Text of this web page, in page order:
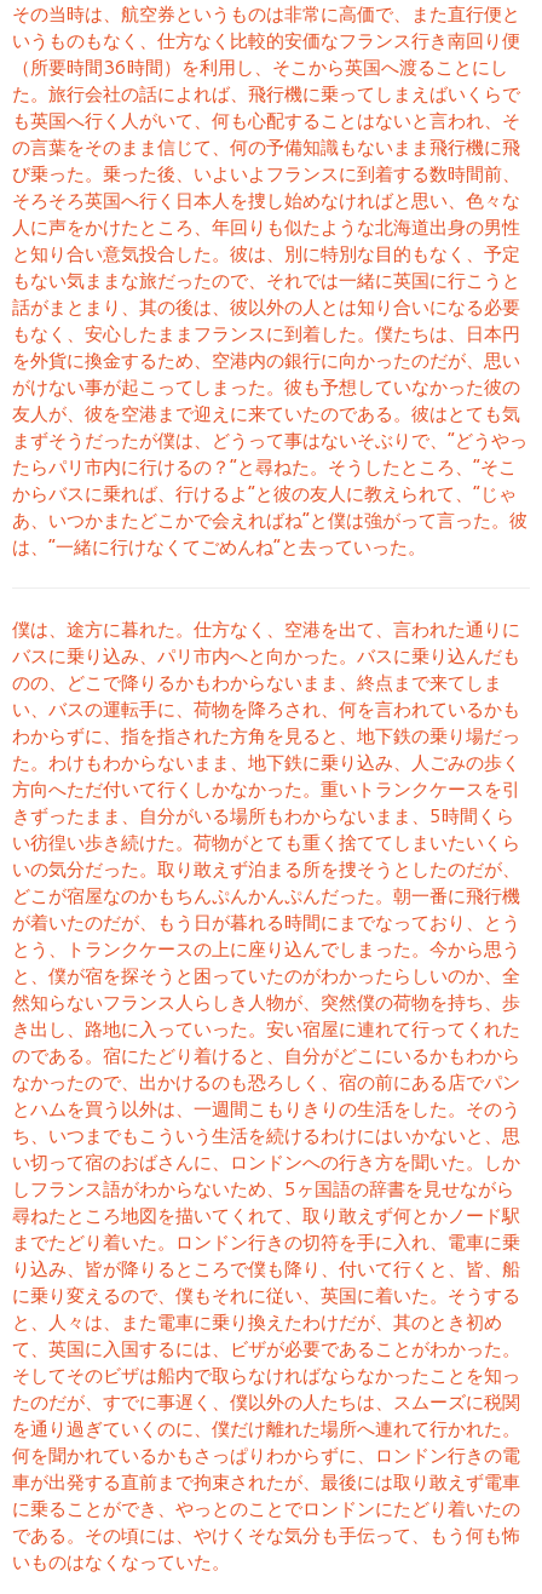
その当時は、航空券というものは非常に高価で、また直行便と
いうものもなく、仕方なく比較的安価なフランス行き南回り便
（所要時間36時間）を利用し、そこから英国へ渡ることにし
た。旅行会社の話によれば、飛行機に乗ってしまえばいくらで
も英国へ行く人がいて、何も心配することはないと言われ、そ
の言葉をそのまま信じて、何の予備知識もないまま飛行機に飛
び乗った。乗った後、いよいよフランスに到着する数時間前、
そろそろ英国へ行く日本人を捜し始めなければと思い、色々な
人に声をかけたところ、年回りも似たような北海道出身の男性
と知り合い意気投合した。彼は、別に特別な目的もなく、予定
もない気ままな旅だったので、それでは一緒に英国に行こうと
話がまとまり、其の後は、彼以外の人とは知り合いになる必要
もなく、安心したままフランスに到着した。僕たちは、日本円
を外貨に換金するため、空港内の銀行に向かったのだが、思い
がけない事が起こってしまった。彼も予想していなかった彼の
友人が、彼を空港まで迎えに来ていたのである。彼はとても気
まずそうだったが僕は、どうって事はないそぶりで、“どうやっ
たらパリ市内に行けるの？”と尋ねた。そうしたところ、“そこ
からバスに乗れば、行けるよ”と彼の友人に教えられて、“じゃ
あ、いつかまたどこかで会えればね”と僕は強がって言った。彼
は、“一緒に行けなくてごめんね”と去っていった。
僕は、途方に暮れた。仕方なく、空港を出て、言われた通りに
バスに乗り込み、パリ市内へと向かった。バスに乗り込んだも
のの、どこで降りるかもわからないまま、終点まで来てしま
い、バスの運転手に、荷物を降ろされ、何を言われているかも
わからずに、指を指された方角を見ると、地下鉄の乗り場だっ
た。わけもわからないまま、地下鉄に乗り込み、人ごみの歩く
方向へただ付いて行くしかなかった。重いトランクケースを引
きずったまま、自分がいる場所もわからないまま、5時間くら
い彷徨い歩き続けた。荷物がとても重く捨ててしまいたいくら
いの気分だった。取り敢えず泊まる所を捜そうとしたのだが、
どこが宿屋なのかもちんぷんかんぷんだった。朝一番に飛行機
が着いたのだが、もう日が暮れる時間にまでなっており、とう
とう、トランクケースの上に座り込んでしまった。今から思う
と、僕が宿を探そうと困っていたのがわかったらしいのか、全
然知らないフランス人らしき人物が、突然僕の荷物を持ち、歩
き出し、路地に入っていった。安い宿屋に連れて行ってくれた
のである。宿にたどり着けると、自分がどこにいるかもわから
なかったので、出かけるのも恐ろしく、宿の前にある店でパン
とハムを買う以外は、一週間こもりきりの生活をした。そのう
ち、いつまでもこういう生活を続けるわけにはいかないと、思
い切って宿のおばさんに、ロンドンへの行き方を聞いた。しか
しフランス語がわからないため、5ヶ国語の辞書を見せながら
尋ねたところ地図を描いてくれて、取り敢えず何とかノード駅
までたどり着いた。ロンドン行きの切符を手に入れ、電車に乗
り込み、皆が降りるところで僕も降り、付いて行くと、皆、船
に乗り変えるので、僕もそれに従い、英国に着いた。そうする
と、人々は、また電車に乗り換えたわけだが、其のとき初め
て、英国に入国するには、ビザが必要であることがわかった。
そしてそのビザは船内で取らなければならなかったことを知っ
たのだが、すでに事遅く、僕以外の人たちは、スムーズに税関
を通り過ぎていくのに、僕だけ離れた場所へ連れて行かれた。
何を聞かれているかもさっぱりわからずに、ロンドン行きの電
車が出発する直前まで拘束されたが、最後には取り敢えず電車
に乗ることができ、やっとのことでロンドンにたどり着いたの
である。その頃には、やけくそな気分も手伝って、もう何も怖
いものはなくなっていた。